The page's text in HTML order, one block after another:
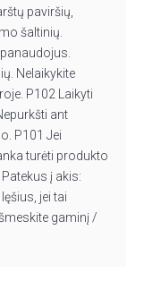
paviršių,
šaltinių.
Nelaikykite
P102 Laikyti
ant
P101 Jei
turėti produkto
į akis:
jei tai
gaminį /